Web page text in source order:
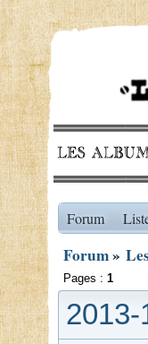
Forum
Forum»
Pages : 1
2013-